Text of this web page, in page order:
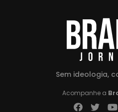
Sem ideologia,
Acompanhe a